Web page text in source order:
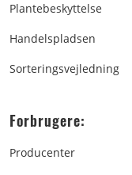
Plantebeskyttelse
Handelspladsen
Sorteringsvejledning
Forbrugere:
Producenter